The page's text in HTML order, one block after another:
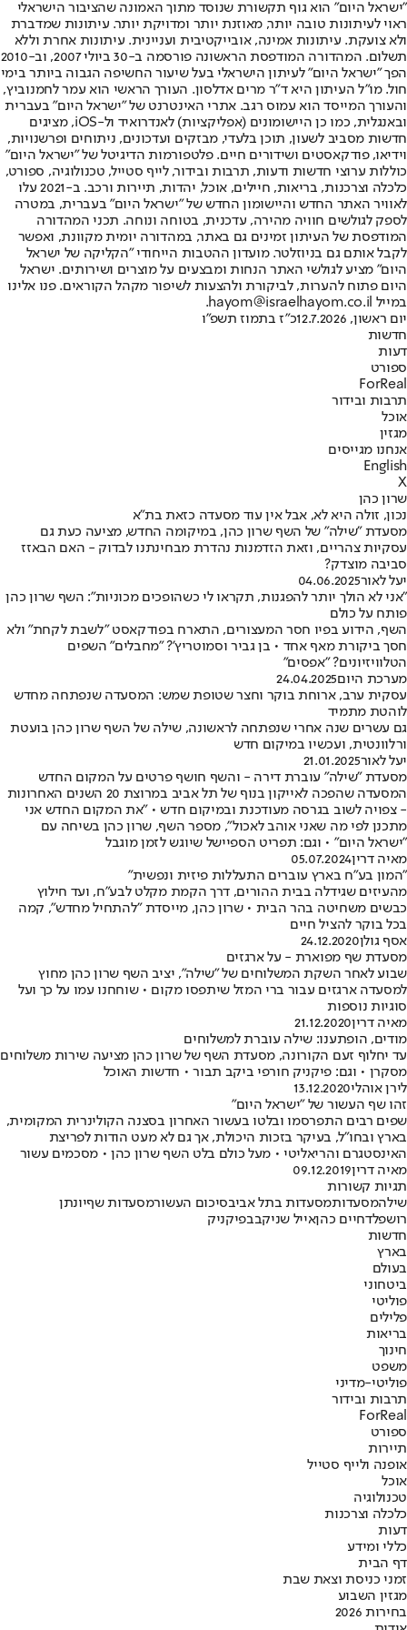
"ישראל היום" הוא גוף תקשורת שנוסד מתוך האמונה שהציבור הישראלי
ראוי לעיתונות טובה יותר, מאוזנת יותר ומדויקת יותר. עיתונות שמדברת
ולא צועקת. עיתונות אמינה, אובייקטיבית ועניינית. עיתונות אחרת וללא
תשלום. המהדורה המודפסת הראשונה פורסמה ב-30 ביולי 2007, וב-2010
הפך "ישראל היום" לעיתון הישראלי בעל שיעור החשיפה הגבוה ביותר בימי
חול. מו"ל העיתון היא ד"ר מרים אדלסון. העורך הראשי הוא עמר לחמנוביץ,
והעורך המייסד הוא עמוס רגב. אתרי האינטרנט של "ישראל היום" בעברית
ובאנגלית, כמו כן היישומונים (אפליקציות) לאנדרואיד ול-iOS, מציגים
חדשות מסביב לשעון, תוכן בלעדי, מבזקים ועדכונים, ניתוחים ופרשנויות,
וידיאו, פודקאסטים ושידורים חיים. פלטפורמות הדיגיטל של "ישראל היום"
כוללות ערוצי חדשות ודעות, תרבות ובידור, לייף סטייל, טכנולוגיה, ספורט,
כלכלה וצרכנות, בריאות, חיילים, אוכל, יהדות, תיירות ורכב. ב-2021 עלו
לאוויר האתר החדש והיישומון החדש של "ישראל היום" בעברית, במטרה
לספק לגולשים חוויה מהירה, עדכנית, בטוחה ונוחה. תכני המהדורה
המודפסת של העיתון זמינים גם באתר, במהדורה יומית מקוונת, ואפשר
לקבל אותם גם בניוזלטר. מועדון ההטבות הייחודי "הקליקה של ישראל
היום" מציע לגולשי האתר הנחות ומבצעים על מוצרים ושירותים. ישראל
היום פתוח להערות, לביקורת ולהצעות לשיפור מקהל הקוראים. פנו אלינו
במייל hayom@israelhayom.co.il.
יום ראשון, 12.7.2026
כ"ז בתמוז תשפ"ו
חדשות
דעות
ספורט
ForReal
תרבות ובידור
אוכל
מגזין
אנחנו מגייסים
English
X
שרון כהן
נכון, זולה היא לא, אבל אין עוד מסעדה כזאת בת"א
מסעדת "שילה" של השף שרון כהן, במיקומה החדש, מציעה כעת גם
עסקיות צהריים, וזאת הזדמנות נהדרת מבחינתנו לבדוק - האם הבאזז
סביבה מוצדק?
יעל לאור04.06.2025
"אני לא הולך יותר להפגנות, תקראו לי כשהופכים מכוניות": השף שרון כהן
פותח על כולם
השף, הידוע בפיו חסר המעצורים, התארח בפודקאסט "לשבת לקחת" ולא
חסך ביקורת מאף אחד • בן גביר וסמוטריץ'? "מחבלים" השפים
הטלוויזיונים? "אפסים"
מערכת היום24.04.2025
עסקית ערב, ארוחת בוקר וחצר שטופת שמש: המסעדה שנפתחה מחדש
לוהטת מתמיד
גם עשרים שנה אחרי שנפתחה לראשונה, שילה של השף שרון כהן בועטת
ורלוונטית, ועכשיו במיקום חדש
יעל לאור21.01.2025
מסעדת "שילה" עוברת דירה - והשף חושף פרטים על המקום החדש
המסעדה שהפכה לאייקון בנוף של תל אביב במרוצת 20 השנים האחרונות
- צפויה לשוב בגרסה מעודכנת ובמיקום חדש • "את המקום החדש אני
מתכנן לפי מה שאני אוהב לאכול", מספר השף, שרון כהן בשיחה עם
"ישראל היום" • וגם: תפריט הספיישל שיוגש לזמן מוגבל
מאיה דרין05.07.2024
"המון בע"ח בארץ עוברים התעללות פיזית ונפשית"
מהעיזים שגידלה בבית ההורים, דרך הקמת מקלט לבע"ח, ועד חילוץ
כבשים משחיטה בהר הבית • שרון כהן, מייסדת "להתחיל מחדש", קמה
בכל בוקר להציל חיים
אסף גולן24.12.2020
מסעדת שף מפוארת - על ארגזים
שבוע לאחר השקת המשלוחים של "שילה", יציב השף שרון כהן מחוץ
למסעדה ארגזים עבור ברי המזל שיתפסו מקום • שוחחנו עמו על כך ועל
סוגיות נוספות
מאיה דרין21.12.2020
מודים, הופתענו: שילה עוברת למשלוחים
עד יחלוף זעם הקורונה, מסעדת השף של שרון כהן מציעה שירות משלוחים
מסקרן • וגם: פיקניק חורפי ביקב תבור • חדשות האוכל
לירן אוהלי13.12.2020
זהו שף העשור של "ישראל היום"
שפים רבים התפרסמו ובלטו בעשור האחרון בסצנה הקולינרית המקומית,
בארץ ובחו"ל, בעיקר בזכות היכולת, אך גם לא מעט הודות לפריצת
האינסטגרם והריאליטי • מעל כולם בלט השף שרון כהן • מסכמים עשור
מאיה דרין09.12.2019
תגיות קשורות
שילהמסעדותמסעדות בתל אביבסיכום העשורמסעדות שףיונתן
רושפלדחיים כהןאייל שניקבבפיקניק
חדשות
בארץ
בעולם
ביטחוני
פוליטי
פלילים
בריאות
חינוך
משפט
פוליטי-מדיני
תרבות ובידור
ForReal
ספורט
תיירות
אופנה ולייף סטייל
אוכל
טכנולוגיה
כלכלה וצרכנות
דעות
כללי ומידע
דף הבית
זמני כניסת וצאת שבת
מגזין השבוע
בחירות 2026